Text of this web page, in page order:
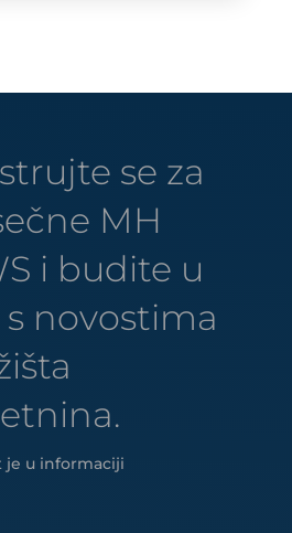
se za
MH
i budite u
novostima
je u informaciji